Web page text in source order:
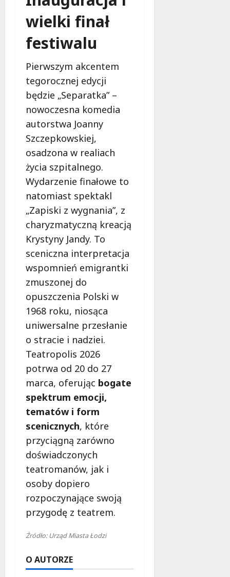
wielki finał
festiwalu
Pierwszym akcentem
tegorocznej edycji
będzie „Separatka” –
nowoczesna komedia
autorstwa Joanny
Szczepkowskiej,
osadzona w realiach
życia szpitalnego.
Wydarzenie finałowe to
natomiast spektakl
„Zapiski z wygnania”, z
charyzmatyczną kreacją
Krystyny Jandy. To
sceniczna interpretacja
wspomnień emigrantki
zmuszonej do
opuszczenia Polski w
1968 roku, niosąca
uniwersalne przesłanie
o stracie i nadziei.
Teatropolis 2026
potrwa od 20 do 27
marca, oferując bogate
spektrum emocji,
tematów i form
scenicznych, które
przyciągną zarówno
doświadczonych
teatromanów, jak i
osoby dopiero
rozpoczynające swoją
przygodę z teatrem.
Źródło: Urząd Miasta Łodzi
O AUTORZE